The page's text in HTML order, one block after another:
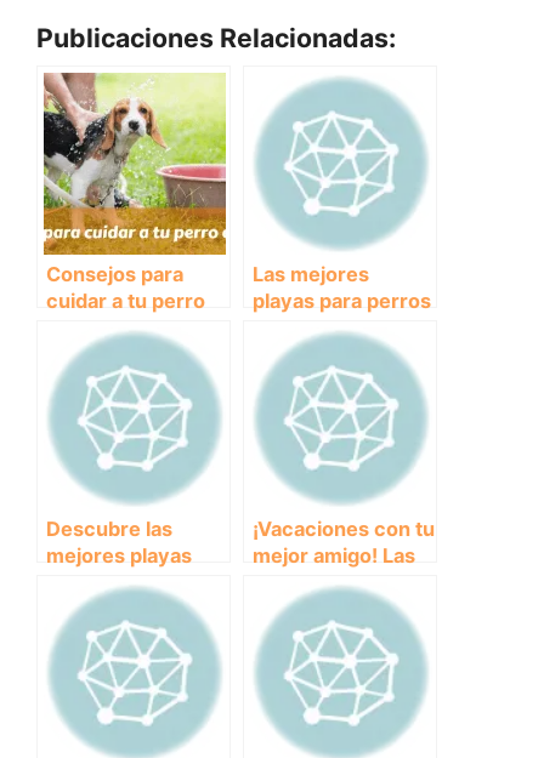
Publicaciones Relacionadas:
Consejos para
cuidar a tu perro
en verano
Las mejores
playas para perros
en Cantabria:
disfruta del mar
con tu mascota
Descubre las
mejores playas
para perros en
Almería: diversión
y seguridad en la
costa andaluza
¡Vacaciones con tu
mejor amigo! Las
mejores playas
para perros en
Girona